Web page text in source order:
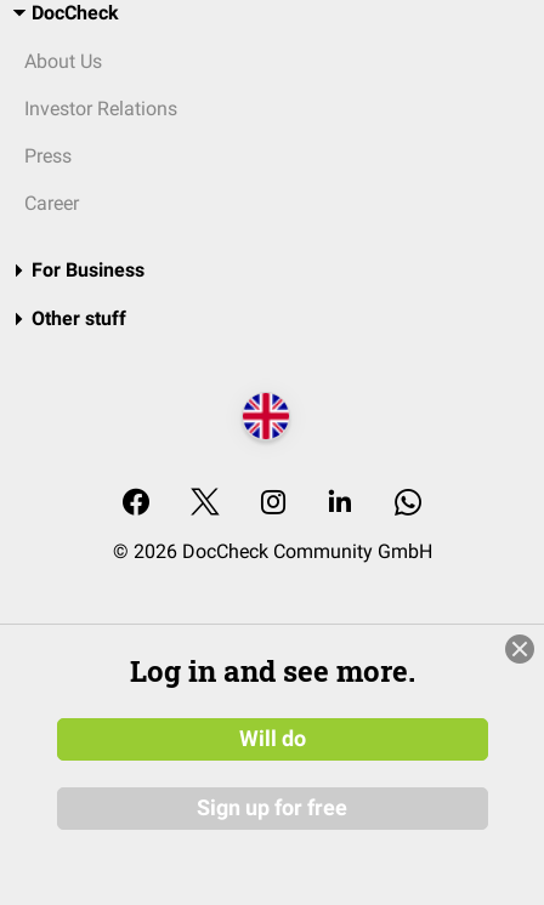
DocCheck
About Us
Investor Relations
Press
Career
For Business
Other stuff
© 2026 DocCheck Community GmbH
Log in and see more.
Will do
Sign up for free